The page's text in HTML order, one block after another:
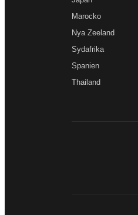
Marocko
Nya Zeeland
Sydafrika
Spanien
Thailand